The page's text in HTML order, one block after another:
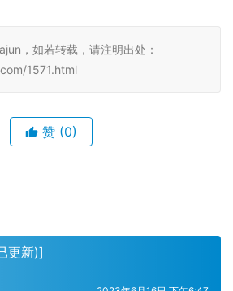
，如若转载，请注明出处：
1571.html
赞 (0)
更新)]